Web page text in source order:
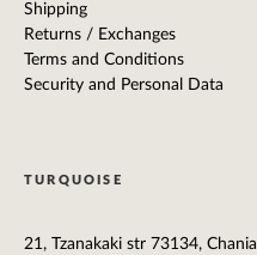
Shipping
Returns / Exchanges
Terms and Conditions
Security and Personal Data
TURQUOISE
21, Tzanakaki str 73134, Chania